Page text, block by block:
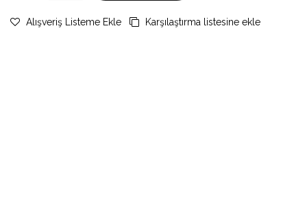
Alışveriş Listeme Ekle Karşılaştırma listesine ekle